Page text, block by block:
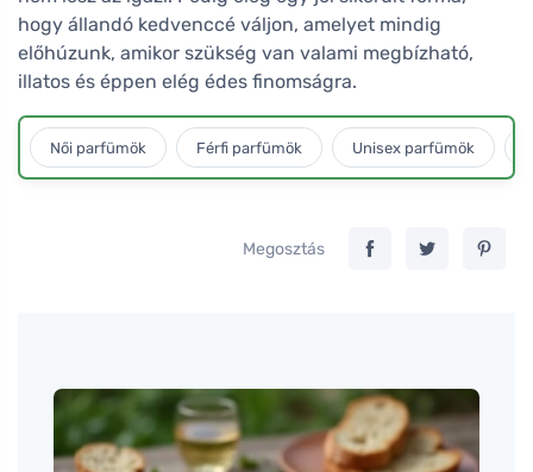
hogy állandó kedvenccé váljon, amelyet mindig
előhúzunk, amikor szükség van valami megbízható,
illatos és éppen elég édes finomságra.
Női parfümök Férfi parfümök Unisex parfümök
Megosztás